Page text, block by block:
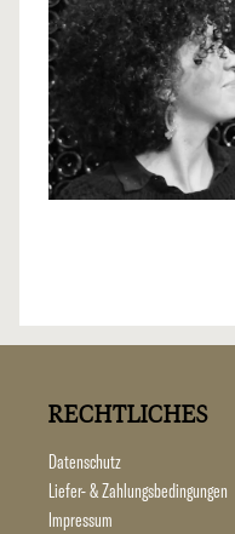
RECHTLICHES
Datenschutz
Liefer- & Zahlungsbedingungen
Impressum